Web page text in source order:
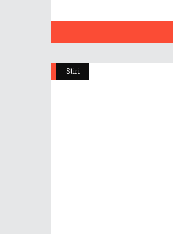
Stiri